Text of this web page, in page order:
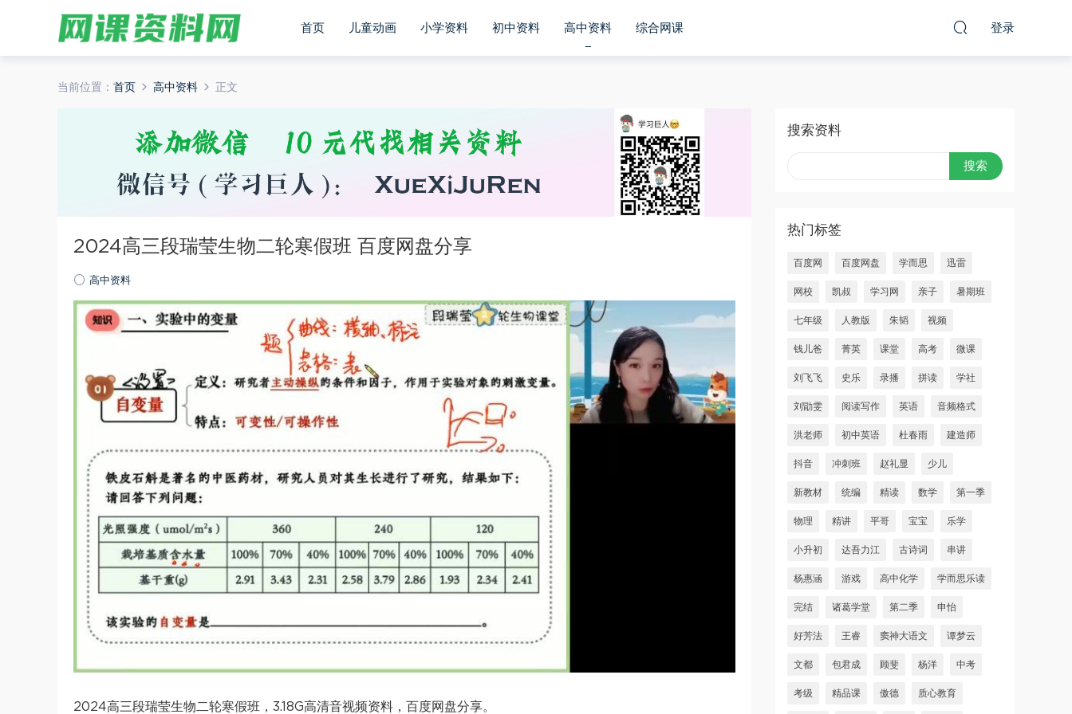
首页 儿童动画 小学资料 初中资料 高中资料 综合网课 登录
当前位置： 首页 高中资料 正文
2024高三段瑞莹生物二轮寒假班 百度网盘分享
高中资料
2024高三段瑞莹生物二轮寒假班，3.18G高清音视频资料，百度网盘分享。
搜索资料
热门标签
百度网 百度网盘 学而思 迅雷
网校 凯叔 学习网 亲子 暑期班
七年级 人教版 朱韬 视频
钱儿爸 菁英 课堂 高考 微课
刘飞飞 史乐 录播 拼读 学社
刘勖雯 阅读写作 英语 音频格式
洪老师 初中英语 杜春雨 建造师
抖音 冲刺班 赵礼显 少儿
新教材 统编 精读 数学 第一季
物理 精讲 平哥 宝宝 乐学
小升初 达吾力江 古诗词 串讲
杨惠涵 游戏 高中化学 学而思乐读
完结 诸葛学堂 第二季 申怡
好芳法 王睿 窦神大语文 谭梦云
文都 包君成 顾斐 杨洋 中考
考级 精品课 傲德 质心教育